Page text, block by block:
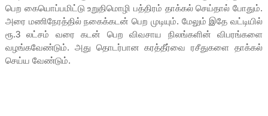
பெற கையொப்பமிட்டு உறுதிமொழி பத்திரம் தாக்கல் செய்தால் போதும்.
அரை மணிநேரத்தில் நகைக்கடன் பெற முடியும். மேலும் இதே வட்டியில்
ரூ.3 லட்சம் வரை கடன் பெற விவசாய நிலங்களின் விபரங்களை
வழங்கவேண்டும். அது தொடர்பான கரத்தீர்வை ரசீதுகளை தாக்கல்
செய்ய வேண்டும்.